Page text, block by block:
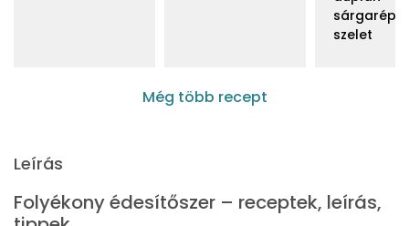
szelet
Még több recept
Leírás
Folyékony édesítőszer – receptek, leírás,